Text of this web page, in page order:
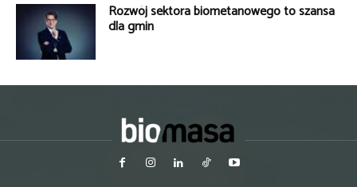
Rozwój sektora biometanowego to szansa
dla gmin